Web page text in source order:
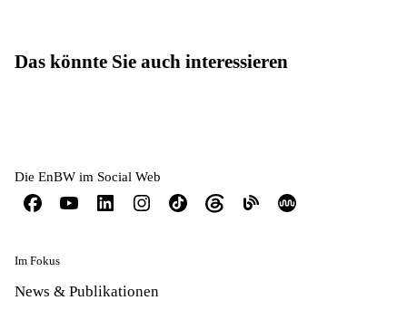
Das könnte Sie auch interessieren
Die EnBW im Social Web
Im Fokus
News & Publikationen